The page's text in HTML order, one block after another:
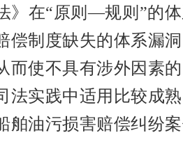
》在“原则—规则”的
偿制度缺失的体系漏
而使不具有涉外因素
法实践中适用比较成
舶油污损害赔偿纠纷